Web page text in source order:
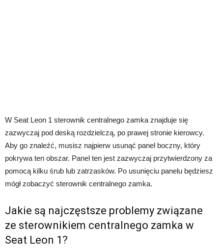
W Seat Leon 1 sterownik centralnego zamka znajduje się
zazwyczaj pod deską rozdzielczą, po prawej stronie kierowcy.
Aby go znaleźć, musisz najpierw usunąć panel boczny, który
pokrywa ten obszar. Panel ten jest zazwyczaj przytwierdzony za
pomocą kilku śrub lub zatrzasków. Po usunięciu panelu będziesz
mógł zobaczyć sterownik centralnego zamka.
Jakie są najczęstsze problemy związane
ze sterownikiem centralnego zamka w
Seat Leon 1?